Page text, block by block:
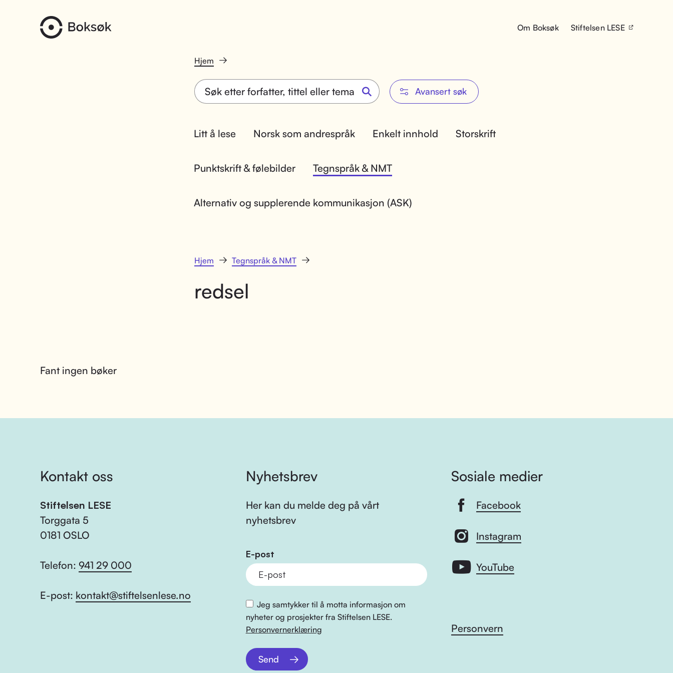
Om Boksøk Stiftelsen LESE
Hjem
Avansert søk
Litt å lese Norsk som andrespråk Enkelt innhold Storskrift
Punktskrift & følebilder Tegnspråk & NMT
Alternativ og supplerende kommunikasjon (ASK)
Hjem Tegnspråk & NMT
redsel
Fant ingen bøker
Kontakt oss
Stiftelsen LESE
Torggata 5
0181 OSLO
Telefon: 941 29 000
E-post: kontakt@stiftelsenlese.no
Nyhetsbrev
Her kan du melde deg på vårt
nyhetsbrev
E-post
Jeg samtykker til å motta informasjon om
nyheter og prosjekter fra Stiftelsen LESE.
Personvernerklæring
Send
Sosiale medier
Facebook
Instagram
YouTube
Personvern